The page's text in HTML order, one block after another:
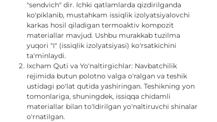
"sendvich" dir. Ichki qatlamlarda qizdirilganda
ko'piklanib, mustahkam issiqlik izolyatsiyalovchi
karkas hosil qiladigan termoaktiv kompozit
materiallar mavjud. Ushbu murakkab tuzilma
yuqori "I" (issiqlik izolyatsiyasi) ko'rsatkichini
ta'minlaydi.
Ixcham Quti va Yo'naltirgichlar: Navbatchilik
rejimida butun polotno valga o'ralgan va teshik
ustidagi po'lat qutida yashiringan. Teshikning yon
tomonlariga, shuningdek, issiqqa chidamli
materiallar bilan to'ldirilgan yo'naltiruvchi shinalar
o'rnatilgan.